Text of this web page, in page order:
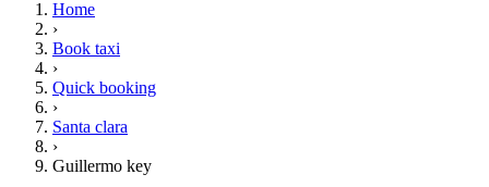
Home
›
Book taxi
›
Quick booking
›
Santa clara
›
Guillermo key